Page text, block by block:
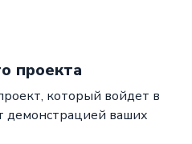
проекта
который войдет в
демонстрацией ваших